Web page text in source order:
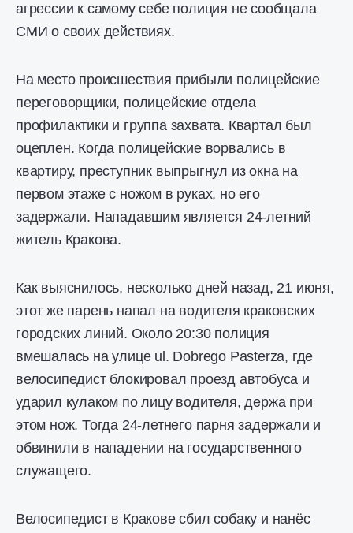
агрессии к самому себе полиция не сообщала
СМИ о своих действиях.
На место происшествия прибыли полицейские
переговорщики, полицейские отдела
профилактики и группа захвата. Квартал был
оцеплен. Когда полицейские ворвались в
квартиру, преступник выпрыгнул из окна на
первом этаже с ножом в руках, но его
задержали. Нападавшим является 24-летний
житель Кракова.
Как выяснилось, несколько дней назад, 21 июня,
этот же парень напал на водителя краковских
городских линий. Около 20:30 полиция
вмешалась на улице ul. Dobrego Pasterza, где
велосипедист блокировал проезд автобуса и
ударил кулаком по лицу водителя, держа при
этом нож. Тогда 24-летнего парня задержали и
обвинили в нападении на государственного
служащего.
Велосипедист в Кракове сбил собаку и нанёс